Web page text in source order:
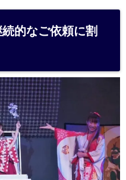
的なご依頼に割